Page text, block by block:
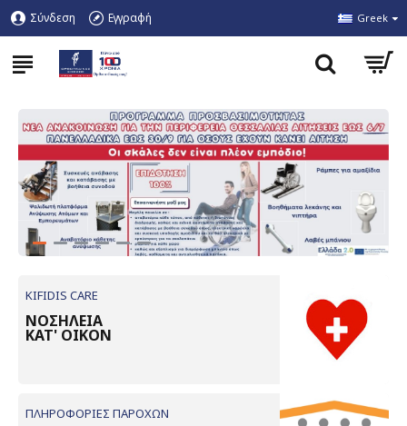
Σύνδεση Εγγραφή Greek
KIFIDIS CARE
ΝΟΣΗΛΕΙΑ
ΚΑΤ' ΟΙΚΟΝ
ΠΛΗΡΟΦΟΡΙΕΣ ΠΑΡΟΧΩΝ